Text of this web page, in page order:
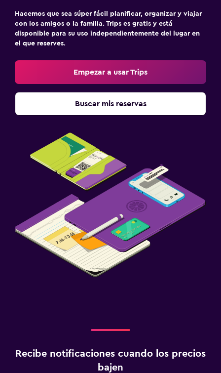
Hacemos que sea súper fácil planificar, organizar y viajar
con los amigos o la familia. Trips es gratis y está
disponible para su uso independientemente del lugar en
el que reserves.
Empezar a usar Trips
Buscar mis reservas
Recibe notificaciones cuando los precios
bajen